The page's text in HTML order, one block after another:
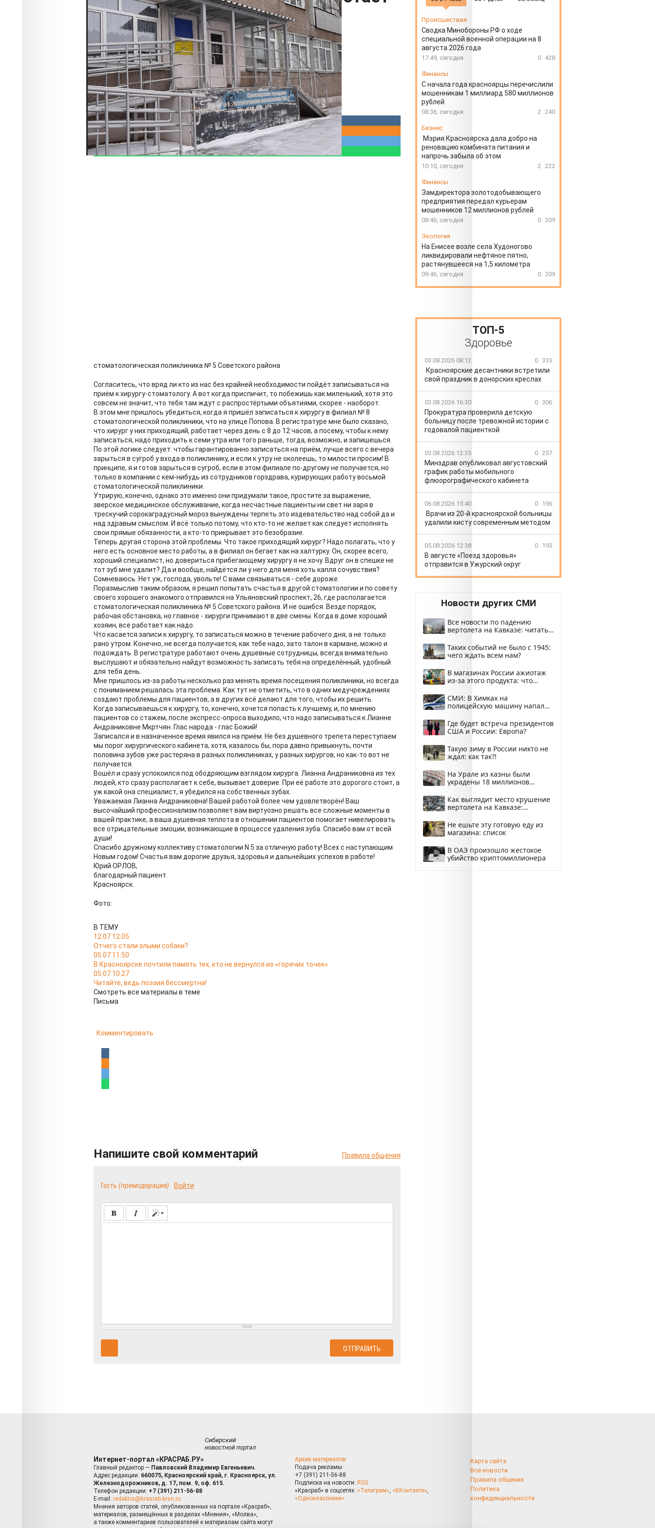
как надо"
Здоровье
30.12.2023 12:2929633
стоматологическая поликлиника № 5 Советского района
Согласитесь, что вряд ли кто из нас без крайней необходимости пойдёт записываться на
приём к хирургу-стоматологу. А вот когда приспичит, то побежишь как миленький, хотя это
совсем не значит, что тебя там ждут с распростёртыми объятиями, скорее - наоборот.
В этом мне пришлось убедиться, когда я пришёл записаться к хирургу в филиал № 8
стоматологической поликлиники, что на улице Попова. В регистратуре мне было сказано,
что хирург у них приходящий, работает через день с 8 до 12 часов, а посему, чтобы к нему
записаться, надо приходить к семи утра или того раньше, тогда, возможно, и запишешься.
По этой логике следует: чтобы гарантированно записаться на приём, лучше всего с вечера
зарыться в сугроб у входа в поликлинику, и если к утру не околеешь, то милости просим! В
принципе, я и готов зарыться в сугроб, если в этом филиале по-другому не получается, но
только в компании с кем-нибудь из сотрудников горздрава, курирующих работу восьмой
стоматологической поликлиники.
Утрирую, конечно, однако это именно они придумали такое, простите за выражение,
зверское медицинское обслуживание, когда несчастные пациенты ни свет ни заря в
трескучий сорокаградусный мороз вынуждены терпеть это издевательство над собой да и
над здравым смыслом. И всё только потому, что кто-то не желает как следует исполнять
свои прямые обязанности, а кто-то прикрывает это безобразие.
Теперь другая сторона этой проблемы. Что такое приходящий хирург? Надо полагать, что у
него есть основное место работы, а в филиал он бегает как на халтурку. Он, скорее всего,
хороший специалист, но довериться прибегающему хирургу я не хочу. Вдруг он в спешке не
тот зуб мне удалит? Да и вообще, найдётся ли у него для меня хоть капля сочувствия?
Сомневаюсь. Нет уж, господа, увольте! С вами связываться - себе дороже.
Поразмыслив таким образом, я решил попытать счастья в другой стоматологии и по совету
своего хорошего знакомого отправился на Ульяновский проспект, 26, где располагается
стоматологическая поликлиника № 5 Советского района. И не ошибся. Везде порядок,
рабочая обстановка, но главное - хирурги принимают в две смены. Когда в доме хороший
хозяин, всё работает как надо.
Что касается записи к хирургу, то записаться можно в течение рабочего дня, а не только
рано утром. Конечно, не всегда получается, как тебе надо, зато талон в кармане, можно и
подождать. В регистратуре работают очень душевные сотрудницы, всегда внимательно
выслушают и обязательно найдут возможность записать тебя на определённый, удобный
для тебя день.
Мне пришлось из-за работы несколько раз менять время посещения поликлиники, но всегда
с пониманием решалась эта проблема. Как тут не отметить, что в одних медучреждениях
создают проблемы для пациентов, а в других всё делают для того, чтобы их решить.
Когда записываешься к хирургу, то, конечно, хочется попасть к лучшему, и, по мнению
пациентов со стажем, после экспресс-опроса выходило, что надо записываться к Лианне
Андраниковне Мкртчян. Глас народа - глас Божий!
Записался и в назначенное время явился на приём. Не без душевного трепета переступаем
мы порог хирургического кабинета, хотя, казалось бы, пора давно привыкнуть, почти
половина зубов уже растеряна в разных поликлиниках, у разных хирургов, но как-то вот не
получается.
Вошёл и сразу успокоился под ободряющим взглядом хирурга. Лианна Андраниковна из тех
людей, кто сразу располагает к себе, вызывает доверие. При её работе это дорогого стоит, а
уж какой она специалист, я убедился на собственных зубах.
Уважаемая Лианна Андраниковна! Вашей работой более чем удовлетворён! Ваш
высочайший профессионализм позволяет вам виртуозно решать все сложные моменты в
вашей практике, а ваша душевная теплота в отношении пациентов помогает нивелировать
все отрицательные эмоции, возникающие в процессе удаления зуба. Спасибо вам от всей
души!
Спасибо дружному коллективу стоматологии N 5 за отличную работу! Всех с наступающим
Новым годом! Счастья вам дорогие друзья, здоровья и дальнейших успехов в работе!
Юрий ОРЛОВ,
благодарный пациент.
Красноярск.
Фото:
В ТЕМУ
12.07 12:05
Отчего стали злыми собаки?
05.07 11:50
В Красноярске почтили память тех, кто не вернулся из «горячих точек»
05.07 10:27
Читайте, ведь поэзия бессмертна!
Смотреть все материалы в теме
Письма
Комментировать
Напишите свой комментарий Правила общения
Гость (премодерация) Войти
Происшествия
Сводка Минобороны РФ о ходе
специальной военной операции на 8
августа 2026 года
17:49, сегодня 0 428
Финансы
С начала года красноярцы перечислили
мошенникам 1 миллиард 580 миллионов
рублей
08:36, сегодня 2 240
Бизнес
Мэрия Красноярска дала добро на
реновацию комбината питания и
напрочь забыла об этом
10:10, сегодня 2 222
Финансы
Замдиректора золотодобывающего
предприятия передал курьерам
мошенников 12 миллионов рублей
08:46, сегодня 0 209
Экология
На Енисее возле села Худоногово
ликвидировали нефтяное пятно,
растянувшееся на 1,5 километра
09:46, сегодня 0 209
ТОП-5
Здоровье
03.08.2026 08:12 0 333
Красноярские десантники встретили
свой праздник в донорских креслах
03.08.2026 16:30 0 306
Прокуратура проверила детскую
больницу после тревожной истории с
годовалой пациенткой
03.08.2026 12:35 0 257
Минздрав опубликовал августовский
график работы мобильного
флюорографического кабинета
06.08.2026 15:40 0 196
Врачи из 20-й красноярской больницы
удалили кисту современным методом
05.08.2026 12:38 0 193
В августе «Поезд здоровья»
отправится в Ужурский округ
Новости других СМИ
Все новости по падению
вертолета на Кавказе: читать
Таких событий не было с 1945:
чего ждать всем нам?
В магазинах России ажиотаж
из-за этого продукта: что
СМИ: В Химках на
полицейскую машину напали
Где будет встреча президентов
США и России: Европа?
Такую зиму в России никто не
ждал: как так?!
На Урале из казны были
украдены 18 миллионов
Как выглядит место крушение
вертолета на Кавказе:
Не ешьте эту готовую еду из
магазина: список
В ОАЭ произошло жестокое
убийство криптомиллионера
Сибирский
новостной портал
Интернет-портал «КРАСРАБ.РУ»
Главный редактор — Павловский Владимир Евгеньевич.
Адрес редакции: 660075, Красноярский край, г. Красноярск, ул.
Железнодорожников, д. 17, пом. 9, оф. 615.
Телефон редакции: +7 (391) 211-56-88
E-mail: redaktor@krasrab.krsn.ru
Мнения авторов статей, опубликованных на портале «Красраб»,
материалов, размещённых в разделах «Мнения», «Молва»,
а также комментариев пользователей к материалам сайта могут
Архив материалов
Подача рекламы:
+7 (391) 211-56-88
Подписка на новости: RSS
«Красраб» в соцсетях: «Телеграм», «ВКонтакте»,
«Одноклассники»
Карта сайта
Все новости
Правила общения
Политика
конфиденциальности